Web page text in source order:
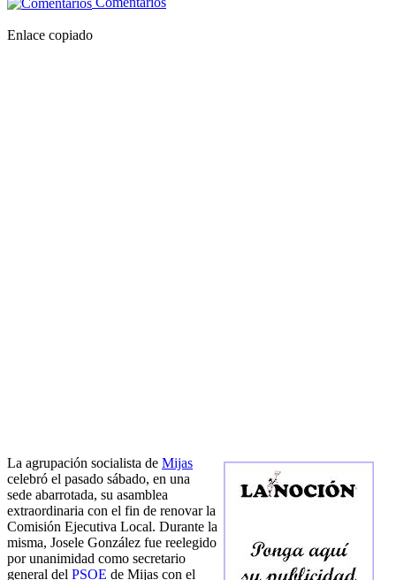
Enlace copiado
La agrupación socialista de Mijas
celebró el pasado sábado, en una
sede abarrotada, su asamblea
extraordinaria con el fin de renovar la
Comisión Ejecutiva Local. Durante la
misma, Josele González fue reelegido
por unanimidad como secretario
general del PSOE de Mijas con el